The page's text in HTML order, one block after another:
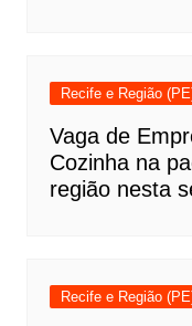
Recife e Região
Vaga de
Cozinha na
região nesta
Recife e Região